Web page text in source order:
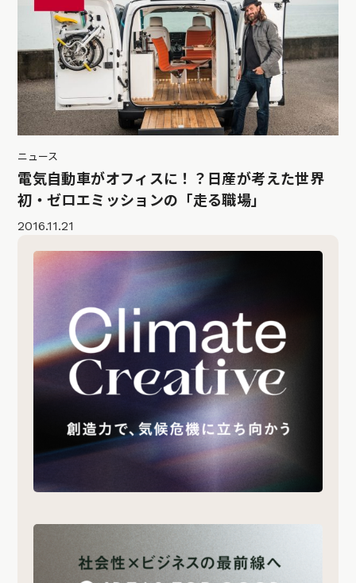
ニュース
電気自動車がオフィスに！？日産が考えた世界
初・ゼロエミッションの「走る職場」
2016.11.21